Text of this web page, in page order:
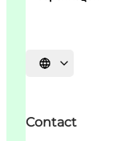
Sprache auswählen
Contact